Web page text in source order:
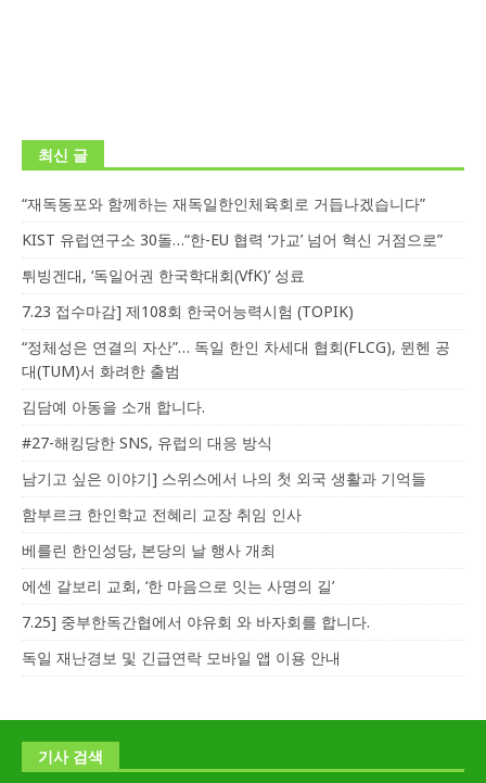
최신 글
“재독동포와 함께하는 재독일한인체육회로 거듭나겠습니다”
KIST 유럽연구소 30돌…“한-EU 협력 ‘가교’ 넘어 혁신 거점으로”
튀빙겐대, ‘독일어권 한국학대회(VfK)’ 성료
7.23 접수마감] 제108회 한국어능력시험 (TOPIK)
“정체성은 연결의 자산”… 독일 한인 차세대 협회(FLCG), 뮌헨 공
대(TUM)서 화려한 출범
김담예 아동을 소개 합니다.
#27-해킹당한 SNS, 유럽의 대응 방식
남기고 싶은 이야기] 스위스에서 나의 첫 외국 생활과 기억들
함부르크 한인학교 전혜리 교장 취임 인사
베를린 한인성당, 본당의 날 행사 개최
에센 갈보리 교회, ‘한 마음으로 잇는 사명의 길’
7.25] 중부한독간협에서 야유회 와 바자회를 합니다.
독일 재난경보 및 긴급연락 모바일 앱 이용 안내
기사 검색